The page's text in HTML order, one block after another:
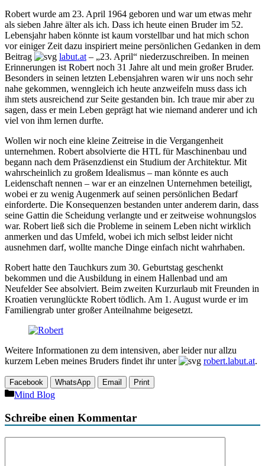
Robert wurde am 23. April 1964 geboren und war um etwas mehr
als sieben Jahre älter als ich. Dass ich heute einen Bruder im 52.
Lebensjahr haben könnte ist kaum vorstellbar und hat mich schon
vor einiger Zeit dazu inspiriert meine persönlichen Gedanken in dem
Beitrag
labut.at – „23. April“ niederzuschreiben. In meinen
Erinnerungen ist Robert noch 31 Jahre alt und mein großer Bruder.
Besonders in seinen letzten Lebensjahren waren wir uns noch sehr
nahe gekommen, wenngleich ich heute anzweifeln muss dass ich
ihm stets ausreichend zur Seite gestanden bin. Ich traue mir aber zu
sagen, dass er mein Leben geprägt hat wie niemand anderer und ich
viel von ihm lernen durfte.
Wollen wir noch eine kleine Zeitreise in die Vergangenheit
unternehmen. Robert absolvierte die HTL für Maschinenbau und
begann nach dem Präsenzdienst ein Studium der Architektur. Mit
wahrscheinlich zu großem Idealismus – man könnte es auch
Leidenschaft nennen – war er an einzelnen Unternehmen beteiligt,
wobei er zu wenig Augenmerk auf seinen persönlichen Bedarf
einforderte. Die Konsequenzen bestanden unter anderem darin, dass
seine Gattin die Scheidung verlangte und er zeitweise wohnungslos
war. Robert ließ sich die Probleme in seinem Leben nicht wirklich
anmerken und das Umfeld, wobei ich mich selbst leider nicht
ausnehmen darf, wollte manche Dinge einfach nicht wahrhaben.
Robert hatte den Tauchkurs zum 30. Geburtstag geschenkt
bekommen und die Ausbildung in einem Hallenbad und am
Neufelder See absolviert. Beim zweiten Kurzurlaub mit Freunden in
Kroatien verunglückte Robert tödlich. Am 1. August wurde er im
Familiengrab unter großer Anteilnahme beigesetzt.
Weitere Informationen zu dem intensiven, aber leider nur allzu
kurzem Leben meines Bruders findet ihr unter
robert.labut.at.
Facebook WhatsApp Email Print
Kategorien
Mind Blog
Schreibe einen Kommentar